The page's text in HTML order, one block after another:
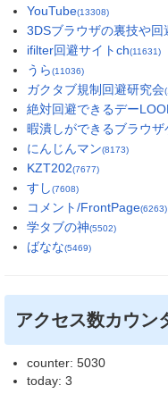
YouTube(13308)
3DSブラウザの裏技や回
ifilter回避サイトch(11631)
うら(11036)
ガクタブ規制回避研究会
絶対回避できるデー
暇潰しができるブラウ
にんじんマン(8173)
KZT202(7677)
すし(7608)
コメント/FrontPage(6263)
学タブの神(5502)
ばなな(5469)
アクセス数カウン
counter: 5030
today: 3